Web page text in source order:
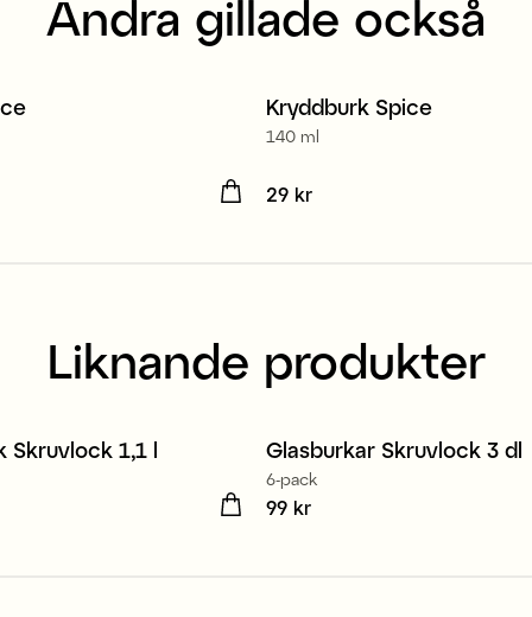
Andra gillade också
Kryddburk Spice
140 ml
Pris:
29 kr
Liknande produkter
Skruvlock 1,1 l Glasburkar Skruvlock 3 dl
6-pack
Pris:
99 kr